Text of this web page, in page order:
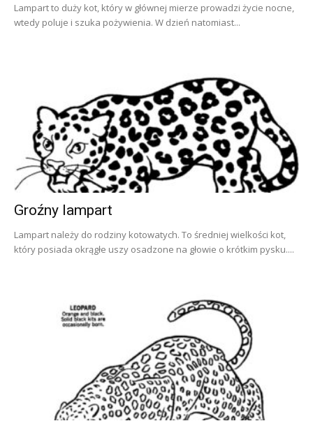
Lampart to duży kot, który w głównej mierze prowadzi życie nocne,
wtedy poluje i szuka pożywienia. W dzień natomiast...
Groźny lampart
Lampart należy do rodziny kotowatych. To średniej wielkości kot,
który posiada okrągłe uszy osadzone na głowie o krótkim pysku....